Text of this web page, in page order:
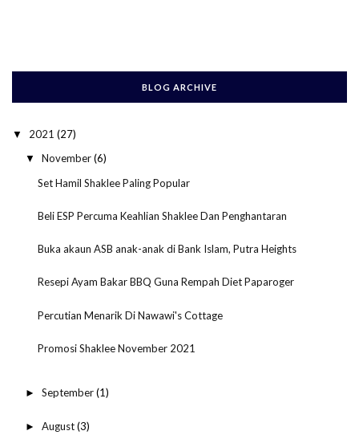
BLOG ARCHIVE
▼ 2021 (27)
▼ November(6)
Set Hamil Shaklee Paling Popular
Beli ESP Percuma Keahlian Shaklee Dan Penghantaran
Buka akaun ASB anak-anak di Bank Islam, Putra Heights
Resepi Ayam Bakar BBQ Guna Rempah Diet Paparoger
Percutian Menarik Di Nawawi's Cottage
Promosi Shaklee November 2021
► September(1)
► August(3)